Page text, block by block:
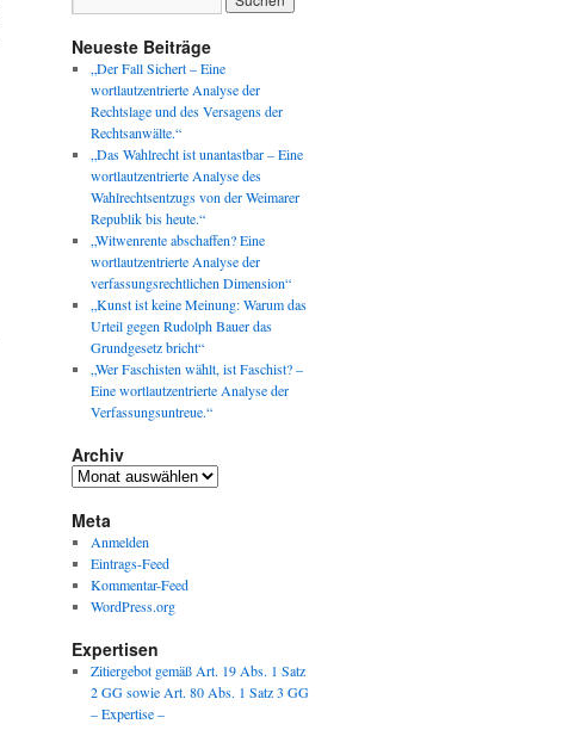
Neueste Beiträge
„Der Fall Sichert – Eine
wortlautzentrierte Analyse der
Rechtslage und des Versagens der
Rechtsanwälte.“
„Das Wahlrecht ist unantastbar – Eine
wortlautzentrierte Analyse des
Wahlrechtsentzugs von der Weimarer
Republik bis heute.“
„Witwenrente abschaffen? Eine
wortlautzentrierte Analyse der
verfassungsrechtlichen Dimension“
„Kunst ist keine Meinung: Warum das
Urteil gegen Rudolph Bauer das
Grundgesetz bricht“
„Wer Faschisten wählt, ist Faschist? –
Eine wortlautzentrierte Analyse der
Verfassungsuntreue.“
Archiv
Archiv
Meta
Anmelden
Eintrags-Feed
Kommentar-Feed
WordPress.org
Expertisen
Zitiergebot gemäß Art. 19 Abs. 1 Satz
2 GG sowie Art. 80 Abs. 1 Satz 3 GG
– Expertise –